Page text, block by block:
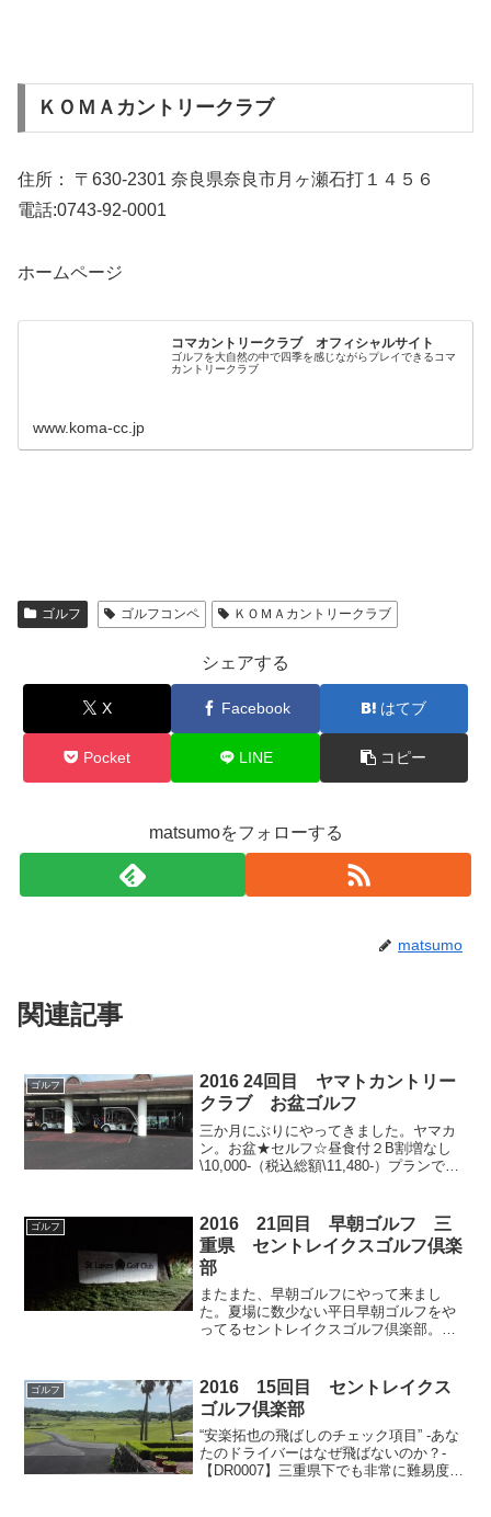
ＫＯＭＡカントリークラブ
住所： 〒630-2301 奈良県奈良市月ヶ瀬石打１４５６
電話:0743-92-0001
ホームページ
コマカントリークラブ オフィシャルサイト
ゴルフを大自然の中で四季を感じながらプレイできるコマ
カントリークラブ
www.koma-cc.jp
ゴルフ ゴルフコンペ ＫＯＭＡカントリークラブ
シェアする
X Facebook はてブ
Pocket LINE コピー
matsumoをフォローする
matsumo
関連記事
ゴルフ
2016 24回目 ヤマトカントリー
クラブ お盆ゴルフ
三か月にぶりにやってきました。ヤマカ
ン。お盆★セルフ☆昼食付２B割増なし
\10,000‐（税込総額\11,480-）プランで
やってるKとの3Bです。あしび 10：1...
ゴルフ
2016 21回目 早朝ゴルフ 三
重県 セントレイクスゴルフ倶楽
部
またまた、早朝ゴルフにやって来まし
た。夏場に数少ない平日早朝ゴルフをや
ってるセントレイクスゴルフ倶楽部。前
タートをやっているのを見てやってきま
した。下記にあるオフィ...
ゴルフ
2016 15回目 セントレイクス
ゴルフ倶楽部
“安楽拓也の飛ばしのチェック項目” -あな
たのドライバーはなぜ飛ばないのか？-
【DR0007】三重県下でも非常に難易度の